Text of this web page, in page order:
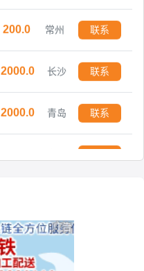
200.0 常州 联系
2000.0 长沙 联系
2000.0 青岛 联系
联系
3.0 聊城